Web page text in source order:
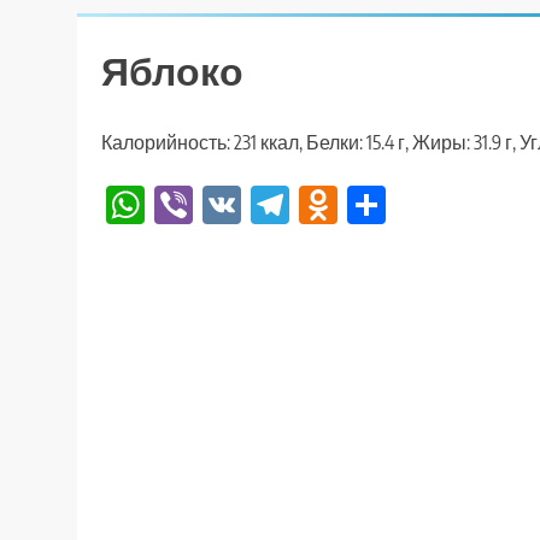
Яблоко
Калорийность: 231 ккал, Белки: 15.4 г, Жиры: 31.9 г,
WhatsApp
Viber
VK TelegramOdnoklassniki